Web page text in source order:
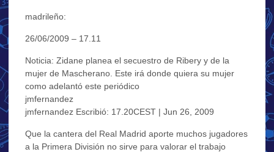
madrileño:
26/06/2009 – 17.11
Noticia: Zidane planea el secuestro de Ribery y de la
mujer de Mascherano. Este irá donde quiera su mujer
como adelantó este periódico
jmfernandez
jmfernandez Escribió: 17.20CEST | Jun 26, 2009
Que la cantera del Real Madrid aporte muchos jugadores
a la Primera División no sirve para valorar el trabajo